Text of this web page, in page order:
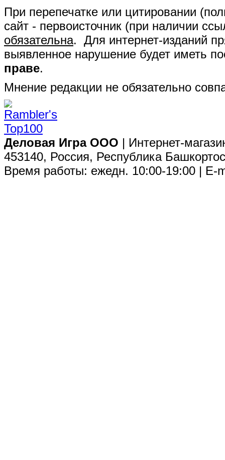
При перепечатке или цитировании
сайт - первоисточник (при наличии
обязательна. Для интернет-изданий
выявленное нарушение будет иметь
праве.
Мнение редакции не обязательно
Деловая Игра ООО | Интернет-
453140, Россия, Республика
Время работы: ежедн. 10:00-19:00 | E-